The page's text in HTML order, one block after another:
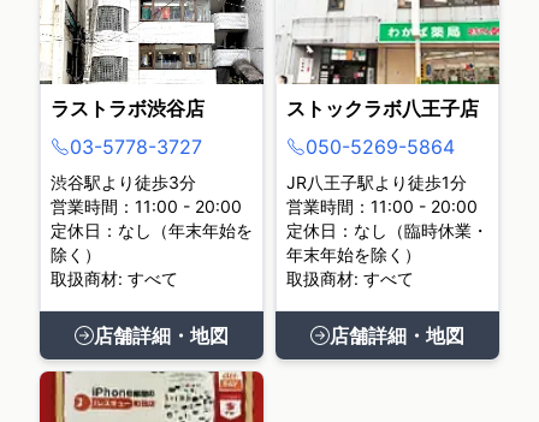
ラストラボ渋谷店
03-5778-3727
渋谷駅より徒歩3分
営業時間：11:00 - 20:00
定休日：なし（年末年始を
除く）
取扱商材: すべて
店舗詳細・地図
ストックラボ八王子店
050-5269-5864
JR八王子駅より徒歩1分
営業時間：11:00 - 20:00
定休日：なし（臨時休業・
年末年始を除く）
取扱商材: すべて
店舗詳細・地図